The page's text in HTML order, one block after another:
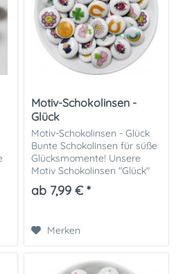
Motiv-Schokolinsen -
Glück
Motiv-Schokolinsen - Glück
Bunte Schokolinsen für süße
Glücksmomente! Unsere
Motiv Schokolinsen "Glück"
sind die perfekte Ergänzung
für jede Gelegenheit. Ob als
ab 7,99 € *
Merken